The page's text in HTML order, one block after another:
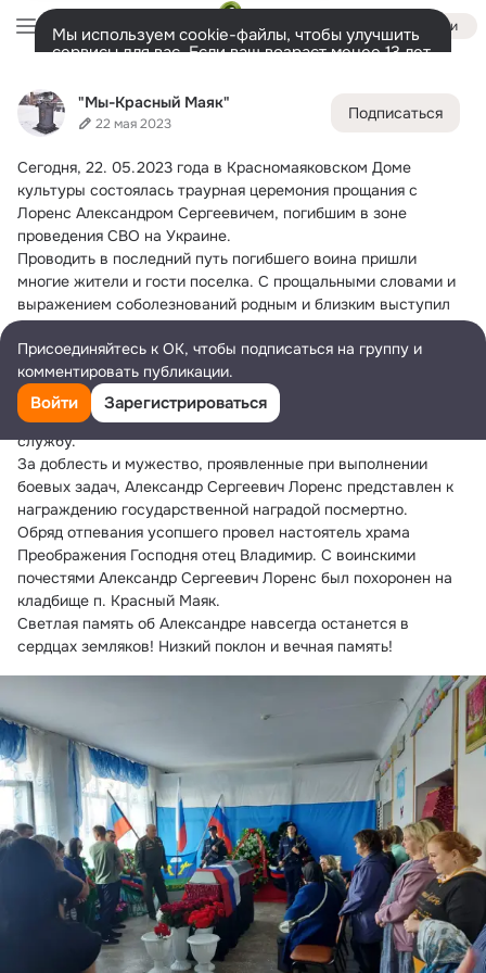
"Мы-Красный Маяк"
22 мая 2023
Подписаться
Сегодня, 22. 05.2023 года в Красномаяковском Доме
культуры состоялась траурная церемония прощания с
Лоренс Александром Сергеевичем, погибшим в зоне
проведения СВО на Украине.
Проводить в последний путь погибшего воина пришли
многие жители и гости поселка. С прощальными словами и
выражением соболезнований родным и близким выступил
военный комиссар г. Канск и Канского района - Киселев
А.В., заместитель Главы Канского района - Котин В.Н., Глава
Терского сельсовета - С.А. Елтышев, педагог
Красномаяковской школы - Тарасова Л.Д., а также командир
воинского подразделения, в котором Александр проходил
службу.
За доблесть и мужество, проявленные при выполнении
боевых задач, Александр Сергеевич Лоренс представлен к
награждению государственной наградой посмертно.
Обряд отпевания усопшего провел настоятель храма
Преображения Господня отец Владимир. С воинскими
почестями Александр Сергеевич Лоренс был похоронен на
кладбище п. Красный Маяк.
Светлая память об Александре навсегда останется в
сердцах земляков! Низкий поклон и вечная память!
Войти
Мы используем cookie-файлы, чтобы улучшить
сервисы для вас. Если ваш возраст менее 13 лет,
представитель.
Разрешить все
Лента Участники 2K Ещё
Дополнительная
колонка
Всё1 990 Обсуждаемые
Присоединяйтесь к ОК, чтобы подписаться на группу и
комментировать публикации.
Войти Зарегистрироваться